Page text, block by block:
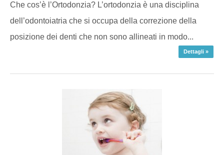
Che cos’è l’Ortodonzia? L’ortodonzia è una disciplina
dell’odontoiatria che si occupa della correzione della
posizione dei denti che non sono allineati in modo...
Dettagli »